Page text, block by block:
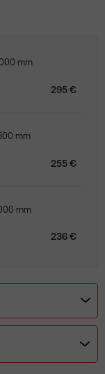
mm
295 €
mm
255 €
mm
236 €